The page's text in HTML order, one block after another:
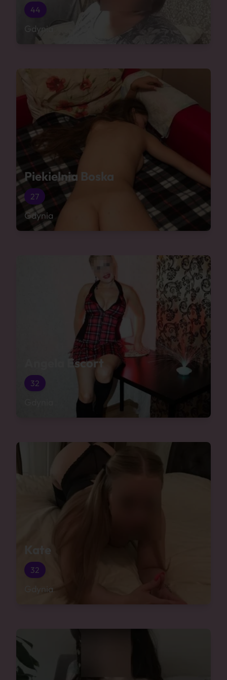
44
Gdynia
Piekielnia Boska
27
Gdynia
Angela Escort
32
Kate
32
Gdynia